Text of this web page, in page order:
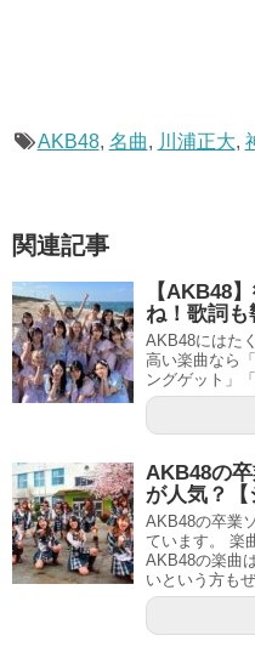
AKB48, 名曲, 川浦正大,
関連記事
【AKB48
ね！歌詞
AKB48にはた
高い楽曲なら
ングゲット」
AKB48の
が人気？【
AKB48の卒業
ています。 楽
AKB48の楽曲
いという方も